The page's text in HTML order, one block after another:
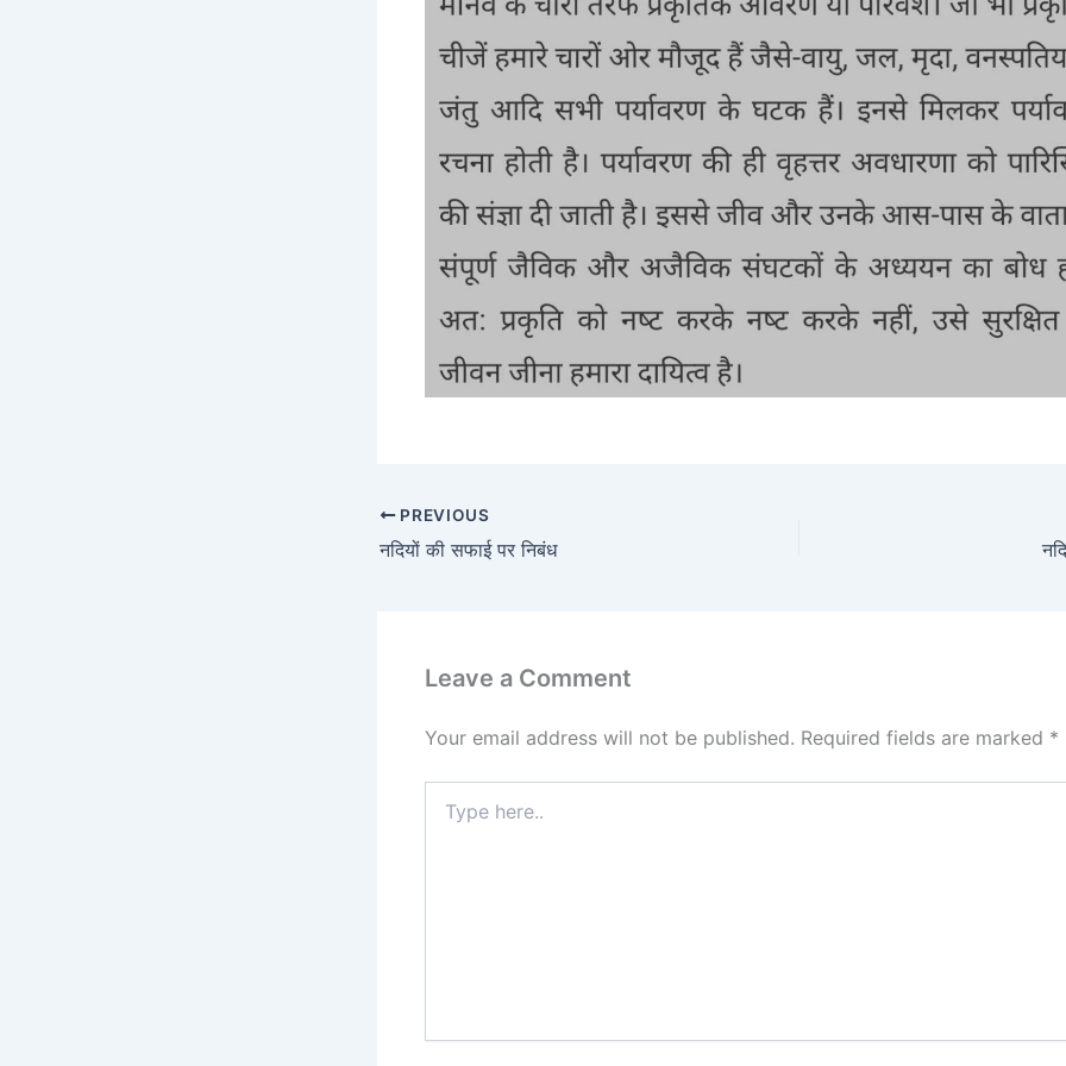
PREVIOUS
नदियों की सफाई पर निबंध
Leave a Comment
Your email address will not be published. Required fields are marked *
here..